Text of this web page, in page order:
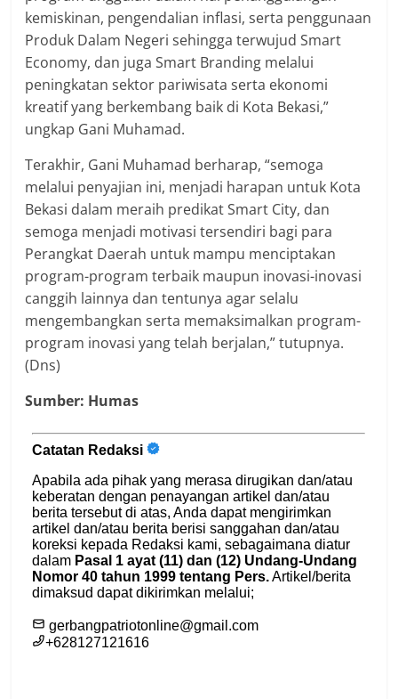
kemiskinan, pengendalian inflasi, serta penggunaan
Produk Dalam Negeri sehingga terwujud Smart
Economy, dan juga Smart Branding melalui
peningkatan sektor pariwisata serta ekonomi
kreatif yang berkembang baik di Kota Bekasi,”
ungkap Gani Muhamad.
Terakhir, Gani Muhamad berharap, “semoga
melalui penyajian ini, menjadi harapan untuk Kota
Bekasi dalam meraih predikat Smart City, dan
semoga menjadi motivasi tersendiri bagi para
Perangkat Daerah untuk mampu menciptakan
program-program terbaik maupun inovasi-inovasi
canggih lainnya dan tentunya agar selalu
mengembangkan serta memaksimalkan program-
program inovasi yang telah berjalan,” tutupnya.
(Dns)
Sumber: Humas